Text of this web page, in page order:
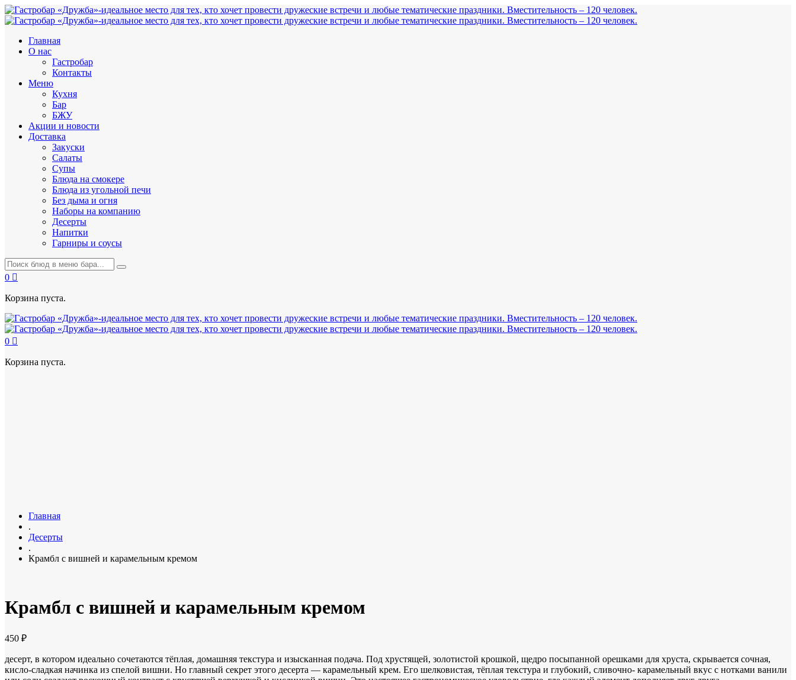
Главная
О нас
Гастробар
Контакты
Меню
Кухня
Бар
БЖУ
Акции и новости
Доставка
Закуски
Салаты
Супы
Блюда на смокере
Блюда из угольной печи
Без дыма и огня
Наборы на компанию
Десерты
Напитки
Гарниры и соусы
0
Корзина пуста.
0
Корзина пуста.
Главная
.
Десерты
.
Крамбл с вишней и карамельным кремом
Крамбл с вишней и карамельным кремом
450 ₽
десерт, в котором идеально сочетаются тёплая, домашняя текстура и изысканная подача. Под хрустящей, золотистой крошкой, щедро посыпанной орешками для хруста, скрывается сочная,
кисло-сладкая начинка из спелой вишни. Но главный секрет этого десерта — карамельный крем. Его шелковистая, тёплая текстура и глубокий, сливочно- карамельный вкус с нотками ванили